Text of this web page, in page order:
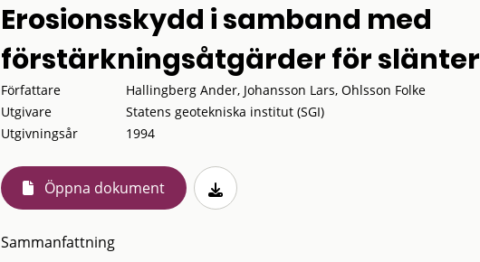
Erosionsskydd i samband med
förstärkningsåtgärder för slänter
Författare
Hallingberg Ander, Johansson Lars, Ohlsson Folke
Utgivare
Statens geotekniska institut (SGI)
Utgivningsår
1994
Öppna dokument
Sammanfattning